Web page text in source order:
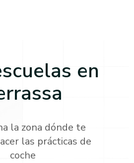
en
la zona dónde te
las prácticas de
coche